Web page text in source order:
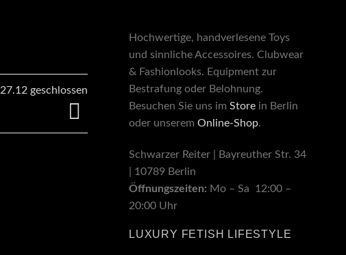
geschlossen
Hochwertige, handverlesene Toys
und sinnliche Accessoires. Clubwear
& Fashionlooks. Equipment zur
Bestrafung oder Belohnung.
Besuchen Sie uns im Store in Berlin
oder unserem Online-Shop.
Schwarzer Reiter | Bayreuther Str. 34
| 10789 Berlin
Öffnungszeiten: Mo – Sa 12:00 –
20:00 Uhr
LUXURY FETISH LIFESTYLE